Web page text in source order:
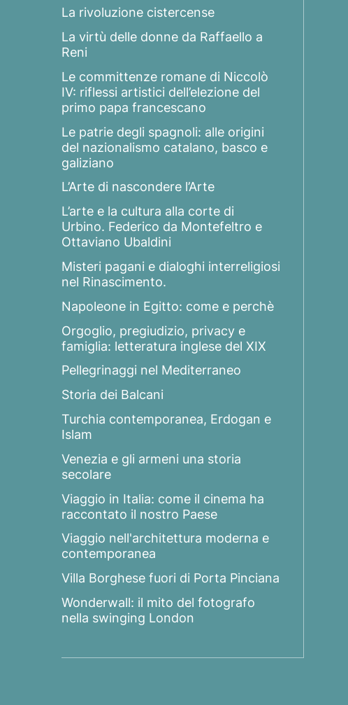
La rivoluzione cistercense
La virtù delle donne da Raffaello a
Reni
Le committenze romane di Niccolò
IV: riflessi artistici dell’elezione del
primo papa francescano
Le patrie degli spagnoli: alle origini
del nazionalismo catalano, basco e
galiziano
L’Arte di nascondere l’Arte
L’arte e la cultura alla corte di
Urbino. Federico da Montefeltro e
Ottaviano Ubaldini
Misteri pagani e dialoghi interreligiosi
nel Rinascimento.
Napoleone in Egitto: come e perchè
Orgoglio, pregiudizio, privacy e
famiglia: letteratura inglese del XIX
Pellegrinaggi nel Mediterraneo
Storia dei Balcani
Turchia contemporanea, Erdogan e
Islam
Venezia e gli armeni una storia
secolare
Viaggio in Italia: come il cinema ha
raccontato il nostro Paese
Viaggio nell'architettura moderna e
contemporanea
Villa Borghese fuori di Porta Pinciana
Wonderwall: il mito del fotografo
nella swinging London